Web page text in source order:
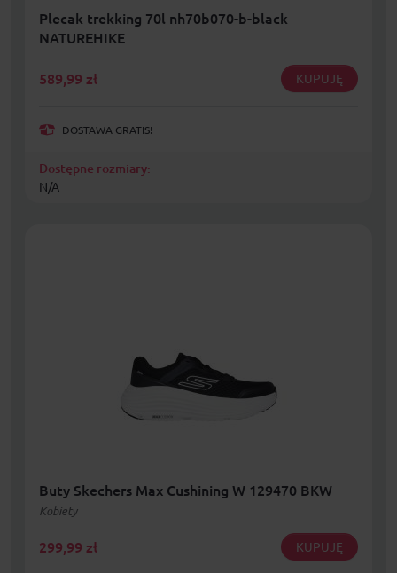
Plecak trekking 70l nh70b070-b-black
NATUREHIKE
589,99 zł KUPUJĘ
DOSTAWA GRATIS!
Dostępne rozmiary:
N/A
Buty Skechers Max Cushining W 129470 BKW
Kobiety
299,99 zł KUPUJĘ